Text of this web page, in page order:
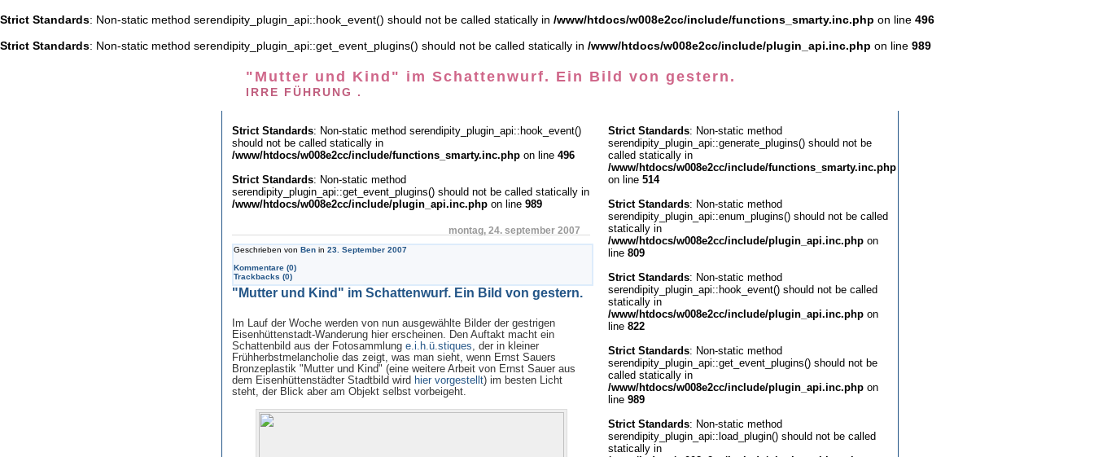
Strict Standards: Non-static method serendipity_plugin_api::hook_event() should not be called statically in /www/htdocs/w008e2cc/include/functions_smarty.inc.php on line 496
Strict Standards: Non-static method serendipity_plugin_api::get_event_plugins() should not be called statically in /www/htdocs/w008e2cc/include/plugin_api.inc.php on line 989
"Mutter und Kind" im Schattenwurf. Ein Bild von gestern.
IRRE FÜHRUNG .
Strict Standards: Non-static method serendipity_plugin_api::hook_event()
should not be called statically in
/www/htdocs/w008e2cc/include/functions_smarty.inc.php on line 496
Strict Standards: Non-static method
serendipity_plugin_api::get_event_plugins() should not be called statically in
/www/htdocs/w008e2cc/include/plugin_api.inc.php on line 989
montag, 24. september 2007
Geschrieben von Ben in 23. September 2007
Kommentare (0)
Trackbacks (0)
"Mutter und Kind" im Schattenwurf. Ein Bild von gestern.
Im Lauf der Woche werden von nun ausgewählte Bilder der gestrigen
Eisenhüttenstadt-Wanderung hier erscheinen. Den Auftakt macht ein
Schattenbild aus der Fotosammlung e.i.h.ü.stiques, der in kleiner
Frühherbstmelancholie das zeigt, was man sieht, wenn Ernst Sauers
Bronzeplastik "Mutter und Kind" (eine weitere Arbeit von Ernst Sauer aus
dem Eisenhüttenstädter Stadtbild wird hier vorgestellt) im besten Licht
steht, der Blick aber am Objekt selbst vorbeigeht.
Strict Standards: Non-static method
serendipity_plugin_api::generate_plugins() should not be
called statically in
/www/htdocs/w008e2cc/include/functions_smarty.inc.php
on line 514
Strict Standards: Non-static method
serendipity_plugin_api::enum_plugins() should not be called
statically in
/www/htdocs/w008e2cc/include/plugin_api.inc.php on
line 809
Strict Standards: Non-static method
serendipity_plugin_api::hook_event() should not be called
statically in
/www/htdocs/w008e2cc/include/plugin_api.inc.php on
line 822
Strict Standards: Non-static method
serendipity_plugin_api::get_event_plugins() should not be
called statically in
/www/htdocs/w008e2cc/include/plugin_api.inc.php on
line 989
Strict Standards: Non-static method
serendipity_plugin_api::load_plugin() should not be called
statically in